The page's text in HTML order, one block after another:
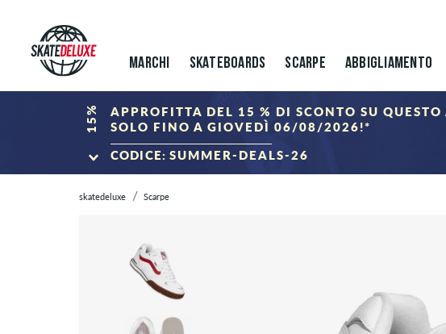
MARCHI SKATEBOARDS SCARPE ABBIGLIAMENTO
15%
APPROFITTA DEL 15 % DI SCONTO SU
SOLO FINO A GIOVEDÌ 06/08/2026!*
CODICE:SUMMER-DEALS-26
*Valido solo fino al 06.08.2026, 23:59 (CEST)! Lo sconto verrà detratto nel carrello dopo
skatedeluxe Scarpe